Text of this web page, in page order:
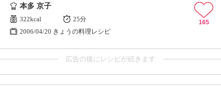
本多 京子
322kcal
25分
2006/04/20 きょうの料理レシピ
165
広告の後にレシピが続きます